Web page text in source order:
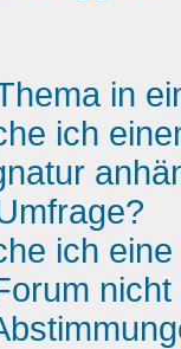
in
ich
ich